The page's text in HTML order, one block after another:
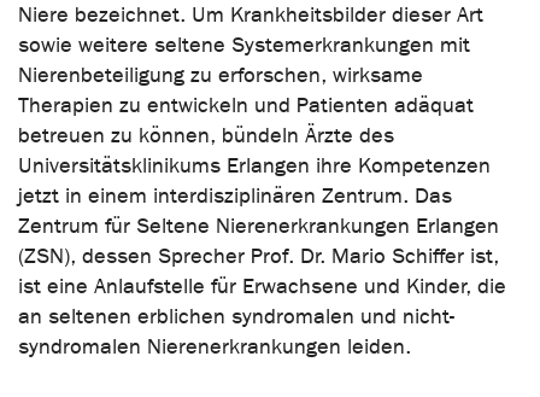
Niere bezeichnet. Um Krankheitsbilder dieser Art
sowie weitere seltene Systemerkrankungen mit
Nierenbeteiligung zu erforschen, wirksame
Therapien zu entwickeln und Patienten adäquat
betreuen zu können, bündeln Ärzte des
Universitätsklinikums Erlangen ihre Kompetenzen
jetzt in einem interdisziplinären Zentrum. Das
Zentrum für Seltene Nierenerkrankungen Erlangen
(ZSN), dessen Sprecher Prof. Dr. Mario Schiffer ist,
ist eine Anlaufstelle für Erwachsene und Kinder, die
an seltenen erblichen syndromalen und nicht-
syndromalen Nierenerkrankungen leiden.